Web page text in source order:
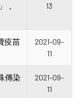
，
13
疫苗
2021-09-
11
傳染
2021-09-
11